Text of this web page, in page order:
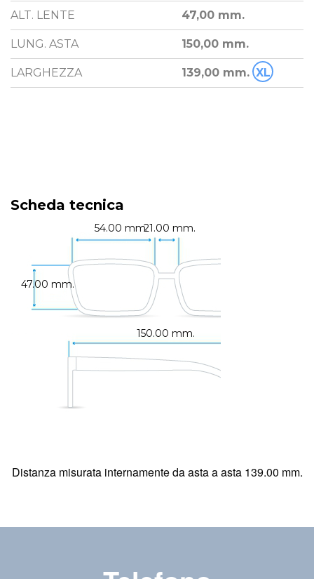
ALT. LENTE 47,00 mm.
LUNG. ASTA 150,00 mm.
LARGHEZZA 139,00 mm. XL
Scheda tecnica
54.00 mm.21.00 mm.
150.00 mm.
47.00 mm.
Distanza misurata internamente da asta a asta 139.00 mm.